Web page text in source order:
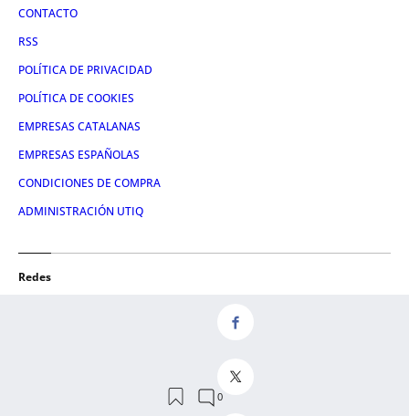
CONTACTO
RSS
POLÍTICA DE PRIVACIDAD
POLÍTICA DE COOKIES
EMPRESAS CATALANAS
EMPRESAS ESPAÑOLAS
CONDICIONES DE COMPRA
ADMINISTRACIÓN UTIQ
Redes